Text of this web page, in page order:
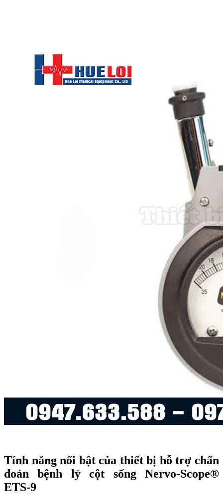
Tính năng nổi bật của thiết bị hỗ trợ chẩn
đoán bệnh lý cột sống Nervo-Scope®
ETS-9